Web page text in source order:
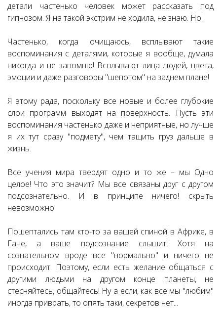
детали частенько человек может рассказать под
гипнозом. Я на такой экстрим не ходила, не знаю. Но!
Частенько, когда очищаюсь, всплывают такие
воспоминания с деталями, которые я вообще, думала
никогда и не запомню! Всплывают лица людей, цвета,
эмоции и даже разговоры "шепотом" на заднем плане!
Я этому рада, поскольку все новые и более глубокие
слои программ выходят на поверхность. Пусть эти
воспоминания частенько даже и неприятные, но лучше
я их тут сразу "подмету", чем тащить груз дальше в
жизнь.
Все учения мира твердят одно и то же – мы Одно
целое! Что это значит? Мы все связаны друг с другом
подсознательно. И в принципе ничего! скрыть
невозможно.
Пошептались там кто-то за вашей спиной в Африке, в
Гане, а ваше подсознание слышит! Хотя на
сознательном вроде все "нормально" и ничего не
происходит. Поэтому, если есть желание общаться с
другими людьми на другом конце планеты, не
стесняйтесь, общайтесь! Ну а если, как все мы "любим"
иногда приврать, то опять таки, секретов нет...